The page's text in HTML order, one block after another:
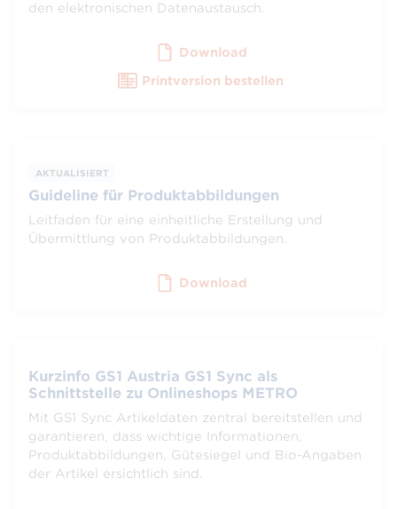
den elektronischen Datenaustausch.
Download
Printversion bestellen
AKTUALISIERT
Guideline für Produktabbildungen
Leitfaden für eine einheitliche Erstellung und
Übermittlung von Produktabbildungen.
Download
Kurzinfo GS1 Austria GS1 Sync als
Schnittstelle zu Onlineshops METRO
Mit GS1 Sync Artikeldaten zentral bereitstellen und
garantieren, dass wichtige Informationen,
Produktabbildungen, Gütesiegel und Bio-Angaben
der Artikel ersichtlich sind.